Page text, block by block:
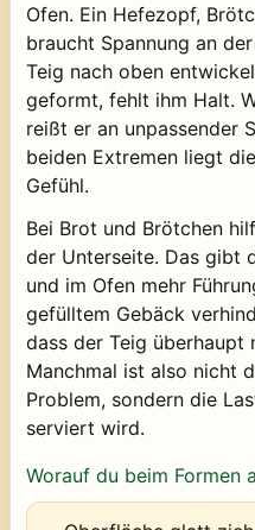
Ofen. Ein Hefezopf,
braucht Spannung an
Teig nach oben
geformt, fehlt ihm Halt.
reißt er an unpassender
beiden Extremen liegt
Gefühl.
Bei Brot und Brötchen
der Unterseite. Das gibt
und im Ofen mehr
gefülltem Gebäck
dass der Teig überhaupt
Manchmal ist also nicht
Problem, sondern die
serviert wird.
Worauf du beim Formen